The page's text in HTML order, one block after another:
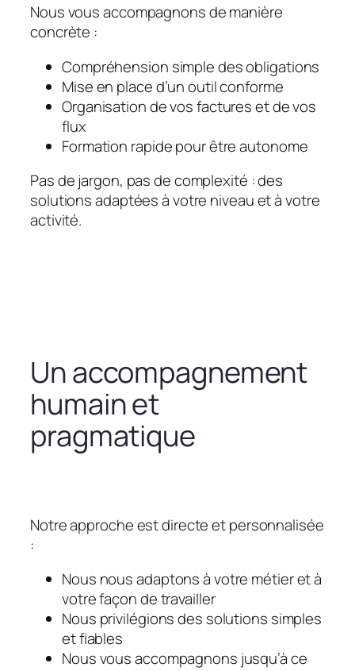
Nous vous accompagnons de manière
concrète :
Compréhension simple des obligations
Mise en place d’un outil conforme
Organisation de vos factures et de vos
flux
Formation rapide pour être autonome
Pas de jargon, pas de complexité : des
solutions adaptées à votre niveau et à votre
activité.
Un accompagnement
humain et
pragmatique
Notre approche est directe et personnalisée
:
Nous nous adaptons à votre métier et à
votre façon de travailler
Nous privilégions des solutions simples
et fiables
Nous vous accompagnons jusqu’à ce